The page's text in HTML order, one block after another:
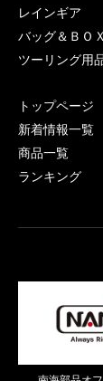
レインギア
バッグ＆ＢＯＸ
ツーリング用
トップページ
新着情報一覧
商品一覧
ランキング